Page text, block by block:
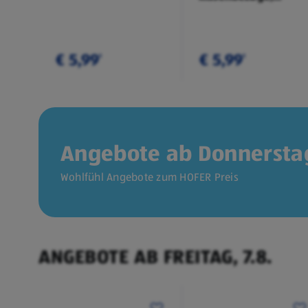
€ 5,99¹ € 5,99¹
Angebote ab
Wohlfühl Angebote zum HOFER Preis
ANGEBOTE AB FREITAG, 7.8.